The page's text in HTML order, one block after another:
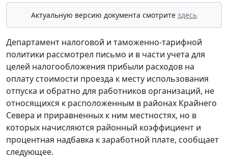
Актуальную версию документа смотрите здесь
Департамент налоговой и таможенно-тарифной
политики рассмотрел письмо и в части учета для
целей налогообложения прибыли расходов на
оплату стоимости проезда к месту использования
отпуска и обратно для работников организаций, не
относящихся к расположенным в районах Крайнего
Севера и приравненных к ним местностях, но в
которых начисляются районный коэффициент и
процентная надбавка к заработной плате, сообщает
следующее.